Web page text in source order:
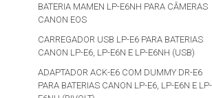
BATERIA MAMEN LP-E6NH PARA CÂMERAS
CANON EOS
CARREGADOR USB LP-E6 PARA BATERIAS
CANON LP-E6, LP-E6N E LP-E6NH (USB)
ADAPTADOR ACK-E6 COM DUMMY DR-E6
PARA BATERIAS CANON LP-E6, LP-E6N E LP-